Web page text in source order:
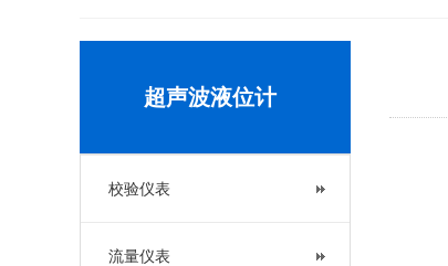
超声波液位计
校验仪表
流量仪表